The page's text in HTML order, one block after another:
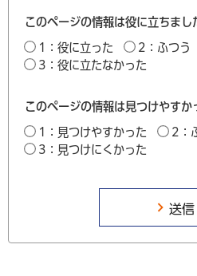
このページの情報は役に立ちまし
1：役に立った
2：ふつう
3：役に立たなかった
このページの情報は見つけやすか
1：見つけやすかった
2：
3：見つけにくかった